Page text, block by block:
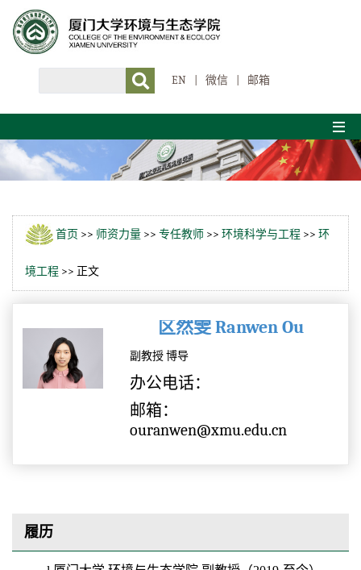
EN 微信 邮箱
首页 >> 师资力量 >> 专任教师 >> 环境科学与工程 >> 环
境工程 >> 正文
区然雯 Ranwen Ou
副教授 博导
办公电话：
邮箱：
ouranwen@xmu.edu.cn
履历